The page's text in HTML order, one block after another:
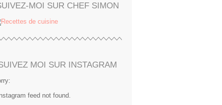
MOI SUR CHEF SIMON
MOI SUR INSTAGRAM
feed not found.